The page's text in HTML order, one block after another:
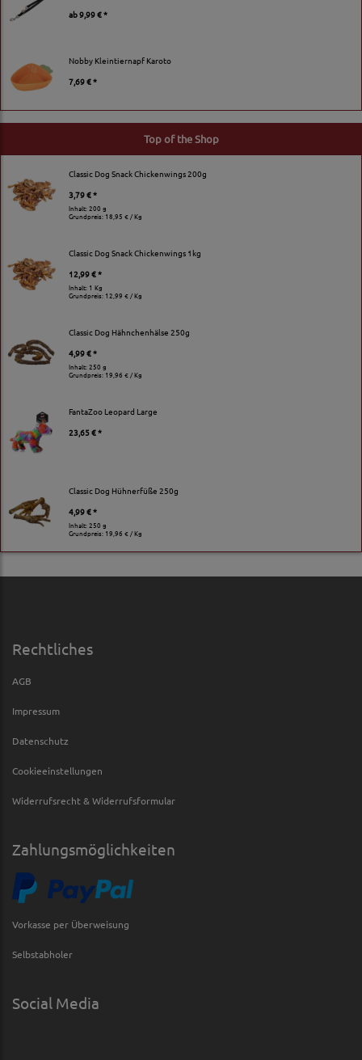
ab9,99 € *
Nobby Kleintiernapf Karoto
7,69 € *
Top of the Shop
Classic Dog Snack Chickenwings 200g
3,79 € *
Inhalt: 200 g
Grundpreis: 18,95 € / Kg
Classic Dog Snack Chickenwings 1kg
12,99 € *
Inhalt: 1 Kg
Grundpreis: 12,99 € / Kg
Classic Dog Hähnchenhälse 250g
4,99 € *
Inhalt: 250 g
Grundpreis: 19,96 € / Kg
FantaZoo Leopard Large
23,65 € *
Classic Dog Hühnerfüße 250g
4,99 € *
Inhalt: 250 g
Grundpreis: 19,96 € / Kg
Rechtliches
AGB
Impressum
Datenschutz
Cookieeinstellungen
Widerrufsrecht & Widerrufsformular
Zahlungsmöglichkeiten
Vorkasse per Überweisung
Selbstabholer
Social Media